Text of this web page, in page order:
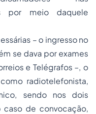
por meio daquele
– o ingresso no
se dava por exames
e Telégrafos –, o
radiotelefonista,
sendo nos dois
caso de convocação,